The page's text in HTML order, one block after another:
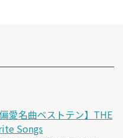
愛名曲ベストテン】THE
Songs